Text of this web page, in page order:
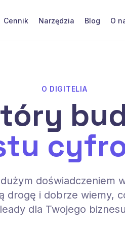
Cennik Narzędzia Blog O
O DIGITELIA
doświadczeniem
drogę i dobrze wiemy,
leady dla Twojego